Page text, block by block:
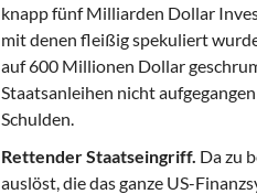
knapp fünf Milliarden Dollar
mit denen fleißig spekuliert
auf 600 Millionen Dollar
Staatsanleihen nicht
Schulden.
Rettender Staatseingriff. Da zu
auslöst, die das ganze US-